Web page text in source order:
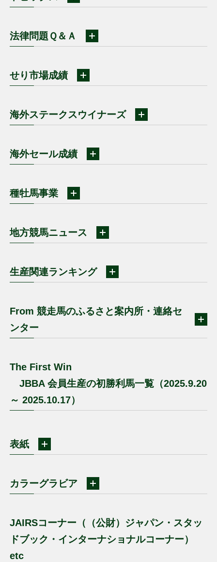
法律問題Ｑ＆Ａ
せり市場成績
海外ステークスウイナーズ
海外セール成績
種牡馬事業
地方競馬ニュース
生産関連ランキング
From 競走馬のふるさと案内所・連絡セ
ンター
The First Win
JBBA 会員生産の初勝利馬一覧（2025.9.20
～ 2025.10.17）
表紙
カラーグラビア
JAIRSコーナー（（公財）ジャパン・スタッ
ドブック・インターナショナルコーナー）
etc